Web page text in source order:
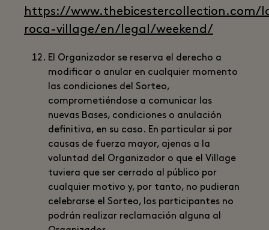
https://www.thebicestercollection.com/
roca-village/en/legal/weekend/
El Organizador se reserva el derecho a
modificar o anular en cualquier momento
las condiciones del Sorteo,
comprometiéndose a comunicar las
nuevas Bases, condiciones o anulación
definitiva, en su caso. En particular si por
causas de fuerza mayor, ajenas a la
voluntad del Organizador o que el Village
tuviera que ser cerrado al público por
cualquier motivo y, por tanto, no pudieran
celebrarse el Sorteo, los participantes no
podrán realizar reclamación alguna al